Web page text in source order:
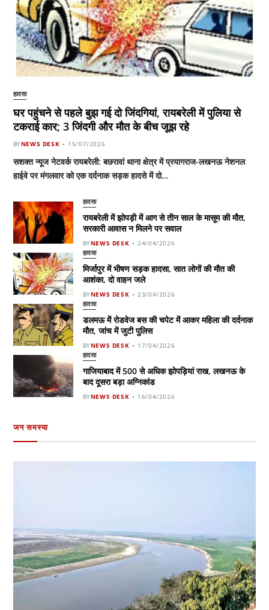
हादसा
घर पहुंचने से पहले बुझ गई दो जिंदगियां, रायबरेली में पुलिया से
टकराई कार; 3 जिंदगी और मौत के बीच जूझ रहे
BYNEWS DESK 15/07/2026
सशक्त न्यूज नेटवर्क रायबरेली: बछरावां थाना क्षेत्र में प्रयागराज-लखनऊ नेशनल
हाईवे पर मंगलवार को एक दर्दनाक सड़क हादसे में दो…
हादसा
रायबरेली में झोपड़ी में आग से तीन साल के मासूम की मौत,
सरकारी आवास न मिलने पर सवाल
BYNEWS DESK 24/04/2026
हादसा
मिर्जापुर में भीषण सड़क हादसा, सात लोगों की मौत की
आशंका, दो वाहन जले
BYNEWS DESK 23/04/2026
हादसा
डलमऊ में रोडवेज बस की चपेट में आकर महिला की दर्दनाक
मौत, जांच में जुटी पुलिस
BYNEWS DESK 17/04/2026
हादसा
गाजियाबाद में 500 से अधिक झोपड़ियां राख, लखनऊ के
बाद दूसरा बड़ा अग्निकांड
BYNEWS DESK 16/04/2026
जन समस्या